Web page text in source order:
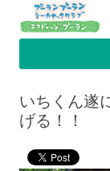
プーラ
小笠原父島のシ
ヤッククラブ」、
いちくん遂
げる！！